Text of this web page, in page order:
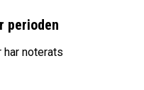
perioden
har noterats